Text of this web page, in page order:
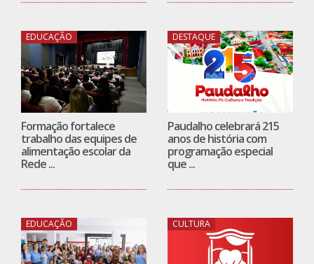
EDUCAÇÃO
Formação fortalece
trabalho das equipes de
alimentação escolar da
Rede ...
DESTAQUE
Paudalho celebrará 215
anos de história com
programação especial
que ...
EDUCAÇÃO CULTURA